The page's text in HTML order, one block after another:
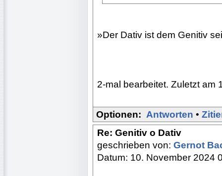
»Der Dativ ist dem Genitiv
2-mal bearbeitet. Zuletzt am
Optionen: Antworten •
Re: Genitiv o Dativ
geschrieben von: Gernot
Datum: 10. November 2024